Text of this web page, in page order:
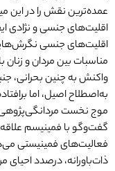
عمده‌ترین نقش را در این
اقلیت‌های جنسی
مناسبات بین مردان و
واکنش به چنین بحرانی،
به‌اصطلاح اصیل، اما
موج نخست
گفت‌وگو با فمینیسم
فعالیت‌های فمینیستی
ذات‌باورانه، درصدد احیای